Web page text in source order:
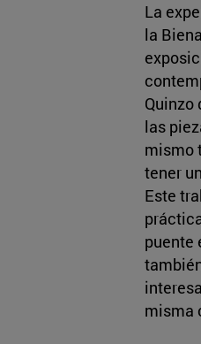
La
la
Quinzo
las
mismo
tener
Este
puente
misma